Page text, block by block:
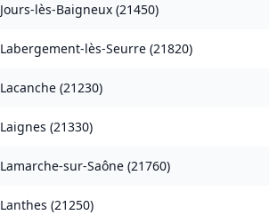
Jours-lès-Baigneux (21450)
Labergement-lès-Seurre (21820)
Lacanche (21230)
Laignes (21330)
Lamarche-sur-Saône (21760)
Lanthes (21250)